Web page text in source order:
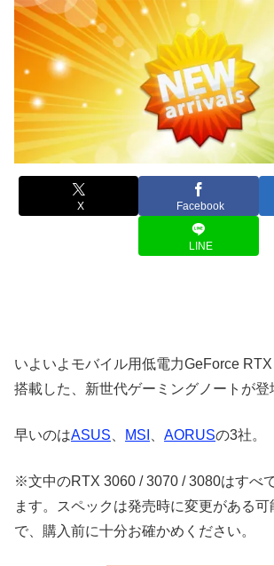
X Facebook
LINE
いよいよモバイル用低電力GeForce
搭載した、新世代ゲーミングノートが登
早いのはASUS MSI AORUSの3社。
※文中のRTX 3060 / 3070 / 3080はすべ
ます。スペックは発売時に変更がある
で、購入前に十分お確かめください。